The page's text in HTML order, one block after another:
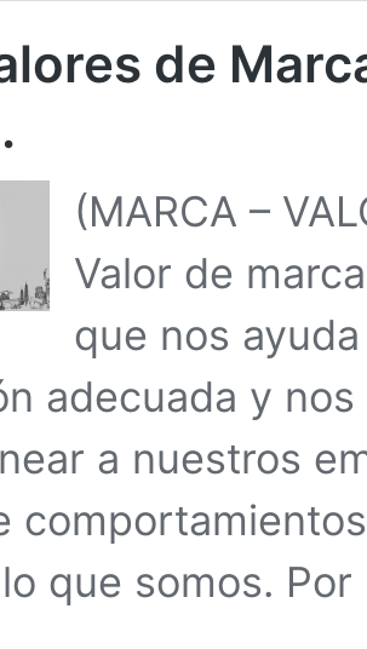
de
(MARCA –
Valor de
que nos
adecuada y
a nuestros
que somos.